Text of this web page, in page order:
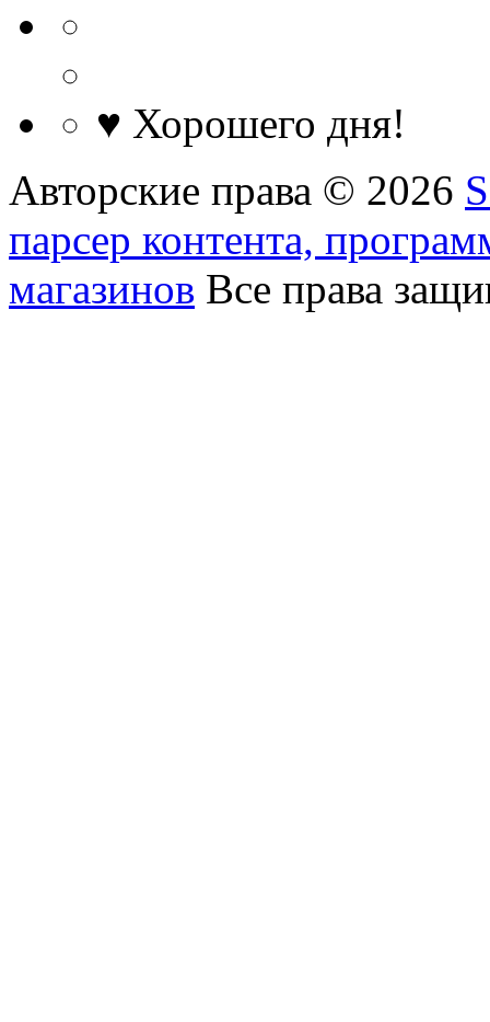
♥ Хорошего дня!
Авторские права © 2026
парсер контента,
магазинов Все права